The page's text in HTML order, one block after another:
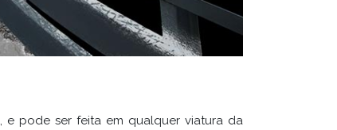
, e pode ser feita em qualquer viatura da